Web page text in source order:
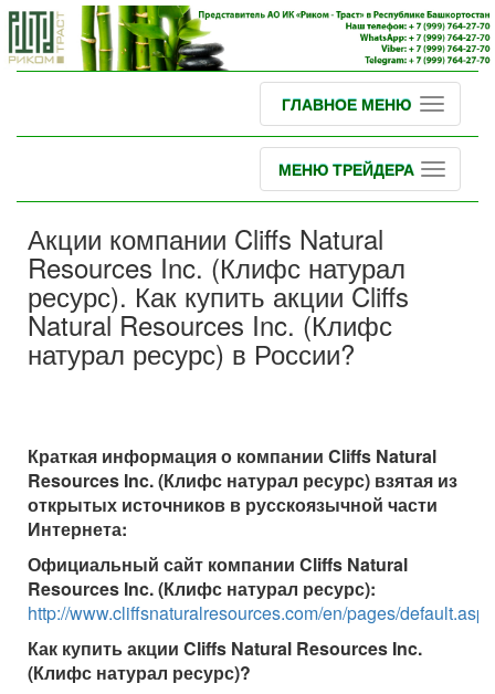
ГЛАВНОЕ МЕНЮ
МЕНЮ ТРЕЙДЕРА
Акции компании Cliffs Natural
Resources Inc. (Клифс натурал
ресурс). Как купить акции Cliffs
Natural Resources Inc. (Клифс
натурал ресурс) в России?
Краткая информация о компании Cliffs Natural
Resources Inc. (Клифс натурал ресурс) взятая из
открытых источников в русскоязычной части
Интернета:
Официальный сайт компании Cliffs Natural
Resources Inc. (Клифс натурал ресурс):
http://www.cliffsnaturalresources.com/en/pages/default.aspx
Как купить акции Cliffs Natural Resources Inc.
(Клифс натурал ресурс)?